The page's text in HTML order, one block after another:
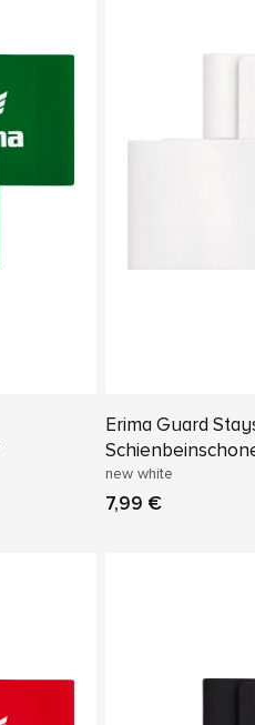
Erima Guard
new white
7,99 €